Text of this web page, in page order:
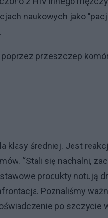
naukowych jako
przeszczep
klasy średniej. Jest
“Stali się nachalni,
produkty notują
Poznaliśmy
po szczycie